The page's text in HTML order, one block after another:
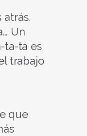
Un
ta-ta es
trabajo
que